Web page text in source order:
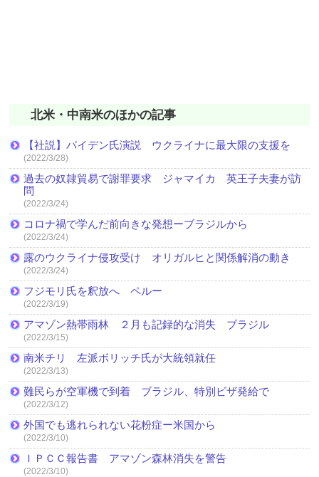
北米・中南米のほかの記事
【社説】バイデン氏演説 ウクライナに最大限の支援を
(2022/3/28)
過去の奴隷貿易で謝罪要求 ジャマイカ 英王子夫妻が訪
問
(2022/3/24)
コロナ禍で学んだ前向きな発想ーブラジルから
(2022/3/24)
露のウクライナ侵攻受け オリガルヒと関係解消の動き
(2022/3/24)
フジモリ氏を釈放へ ペルー
(2022/3/19)
アマゾン熱帯雨林 ２月も記録的な消失 ブラジル
(2022/3/15)
南米チリ 左派ボリッチ氏が大統領就任
(2022/3/13)
難民らが空軍機で到着 ブラジル、特別ビザ発給で
(2022/3/12)
外国でも逃れられない花粉症ー米国から
(2022/3/10)
ＩＰＣＣ報告書 アマゾン森林消失を警告
(2022/3/10)